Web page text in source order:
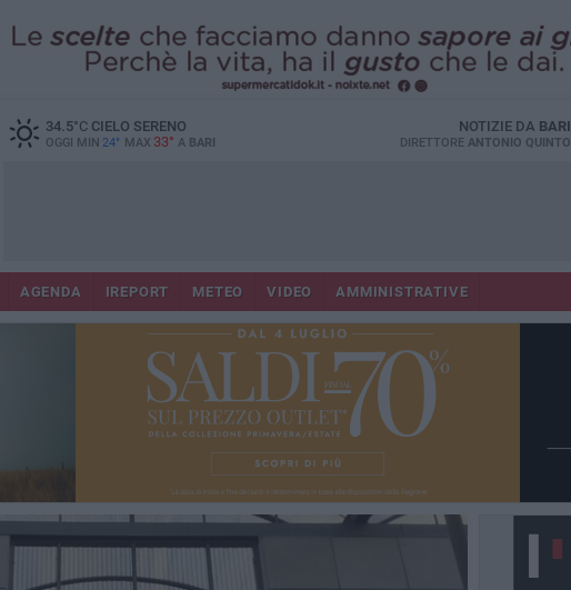
34.5°CCIELO SERENO
OGGI MIN 24° MAX 33° A BARI
NOTIZIE DA BARI
DIRETTORE ANTONIO QUINTO
AGENDA IREPORT METEO VIDEO AMMINISTRATIVE